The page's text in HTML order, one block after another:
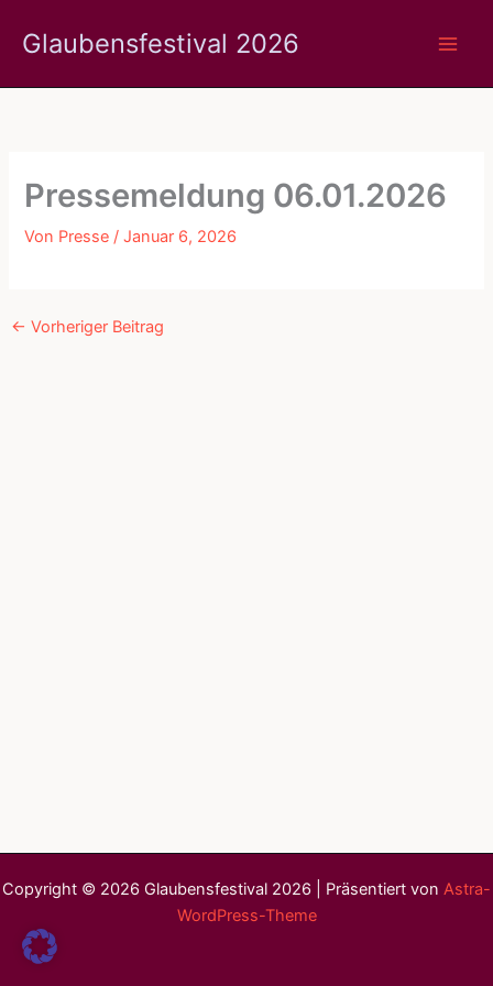
InhaltGlaubensfestival 2026
Pressemeldung 06.01.2026
Von Presse /Januar 6, 2026
← Vorheriger Beitrag
Copyright © 2026 Glaubensfestival 2026 | Präsentiert von Astra-
WordPress-Theme